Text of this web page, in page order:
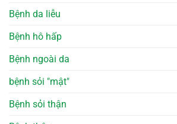
Bệnh da liễu
Bệnh hô hấp
Bệnh ngoài da
bệnh sỏi "mật"
Bệnh sỏi thận